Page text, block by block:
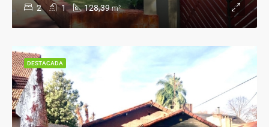
2 1 128,39 m²
DESTACADA